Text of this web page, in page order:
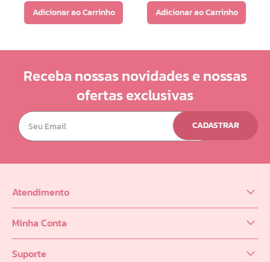
Adicionar ao Carrinho Adicionar ao Carrinho
Receba nossas novidades e nossas
ofertas exclusivas
CADASTRAR
Atendimento
(62) 98218-0625
Minha Conta
Suporte